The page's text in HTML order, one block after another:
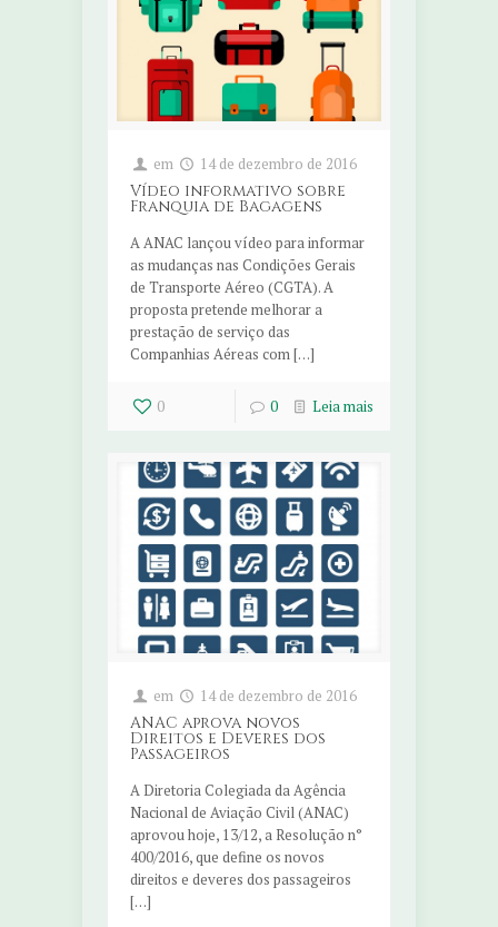
em 14 de dezembro de 2016
Vídeo informativo sobre
Franquia de Bagagens
A ANAC lançou vídeo para informar
as mudanças nas Condições Gerais
de Transporte Aéreo (CGTA). A
proposta pretende melhorar a
prestação de serviço das
Companhias Aéreas com […]
0 0 Leia mais
em 14 de dezembro de 2016
ANAC aprova novos
Direitos e Deveres dos
Passageiros
A Diretoria Colegiada da Agência
Nacional de Aviação Civil (ANAC)
aprovou hoje, 13/12, a Resolução n°
400/2016, que define os novos
direitos e deveres dos passageiros
[…]